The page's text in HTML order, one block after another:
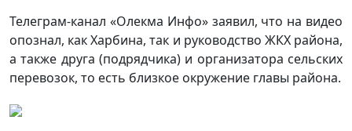
Телеграм-канал «Олекма Инфо» заявил, что на видео
опознал, как Харбина, так и руководство ЖКХ района,
а также друга (подрядчика) и организатора сельских
перевозок, то есть близкое окружение главы района.